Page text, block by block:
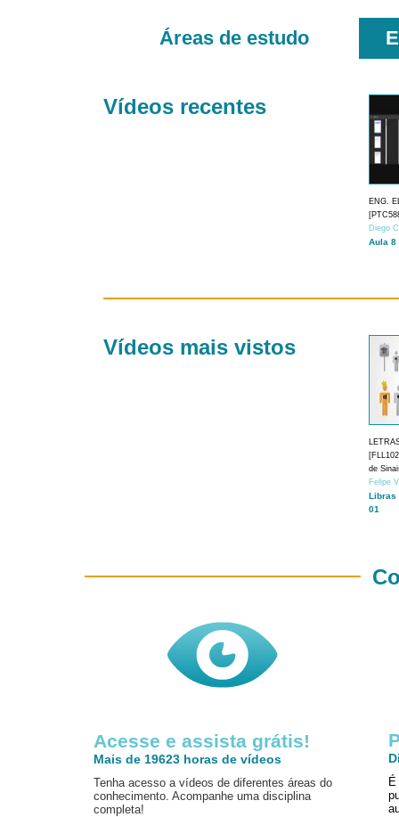
Áreas de estudo
Vídeos recentes
ENG.
Diego
Aula 8
Vídeos mais vistos
de
Felipe
Libras
01
Acesse e assista grátis!
Mais de 19623 horas de vídeos
Tenha acesso a vídeos de diferentes áreas do
conhecimento. Acompanhe uma disciplina
completa!